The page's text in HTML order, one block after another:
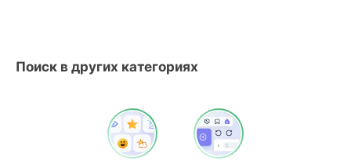
Поиск в других категориях